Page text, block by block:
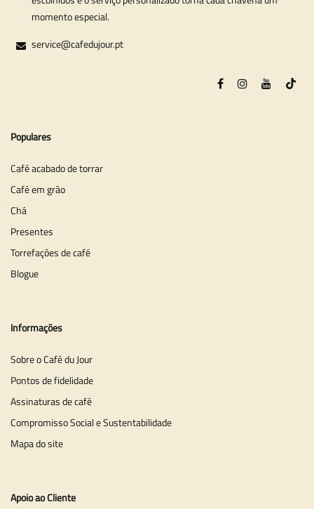
momento especial.
service@cafedujour.pt
Populares
Café acabado de torrar
Café em grão
Chá
Presentes
Torrefações de café
Blogue
Informações
Sobre o Café du Jour
Pontos de fidelidade
Assinaturas de café
Compromisso Social e Sustentabilidade
Mapa do site
Apoio ao Cliente